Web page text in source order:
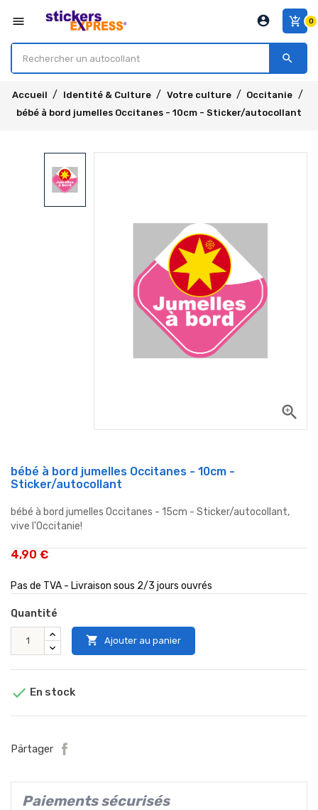
menu add_shopping_cart 0
account_circle
search
Accueil Identité & Culture Votre culture
Occitanie
bébé à bord jumelles Occitanes - 10cm - Sticker/autocollant
zoom_in
bébé à bord jumelles Occitanes - 10cm -
Sticker/autocollant
bébé à bord jumelles Occitanes - 15cm - Sticker/autocollant,
vive l'Occitanie!
4,90 €
Pas de TVA - Livraison sous 2/3 jours ouvrés
Quantité
 Ajouter au panier
 En stock
Pärtager
Paiements sécurisés